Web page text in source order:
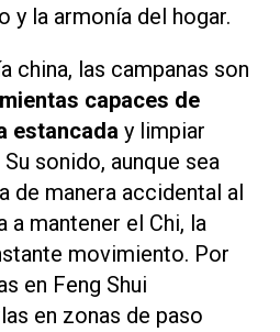
y la armonía del hogar.
china, las campanas son
capaces de
estancada y limpiar
sonido, aunque sea
de manera accidental al
a mantener el Chi, la
movimiento. Por
en Feng Shui
en zonas de paso